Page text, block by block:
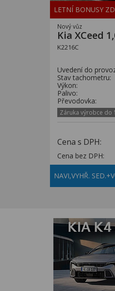
LETNÍ BONUSY
Nový vůz
Kia XCeed
K2216C
Uvedení do
Stav tachometru:
Výkon:
Palivo:
Převodovka:
Záruka výrobce do
Cena s DPH:
Cena bez DPH:
NAVI,VYHŘ.